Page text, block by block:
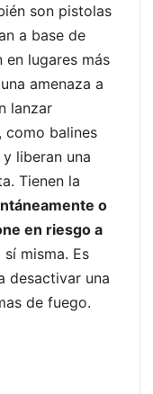
son pistolas
a base de
lugares más
amenaza a
lanzar
como balines
liberan una
Tienen la
o
en riesgo a
misma. Es
desactivar una
de fuego.